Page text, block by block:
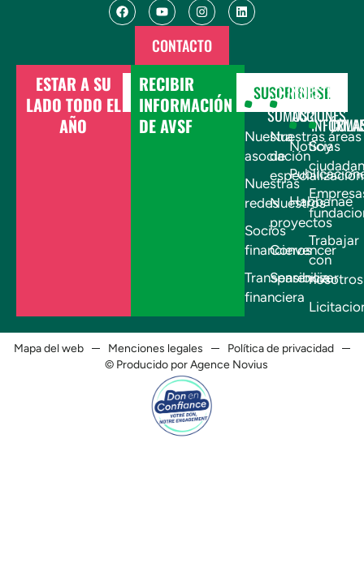
CONTACTO
ESTAR A SU
LADO TODO EL
AÑO
DONAR
RECIBIR
INFORMACIÓN
DE AVSF
SUSCRIBIRSE
¿QUIÉNES
SOMOS?
Nuestra
asociación
Nuestras
redes
Socios
financieros
Transparencia
financiera
NUESTRAS
ACCIONES
Nuestras áreas
de
especialización
Nuestros
proyectos
Convencer
Sensibilizar
Noticias
Habbanae
Soy
Trabajar
con
nosotros
Mapa del web Menciones legales
Política de privacidad
© Producido por Agence Novius